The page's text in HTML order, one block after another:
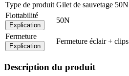
Type de produit Gilet de sauvetage 50N
Flottabilité
Explication
50N
Fermeture
Explication
Fermeture éclair + clips
Description du produit